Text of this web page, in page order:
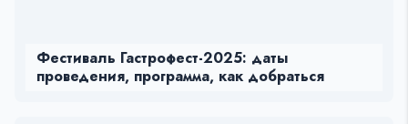
Фестиваль Гастрофест-2025: даты
проведения, программа, как добраться